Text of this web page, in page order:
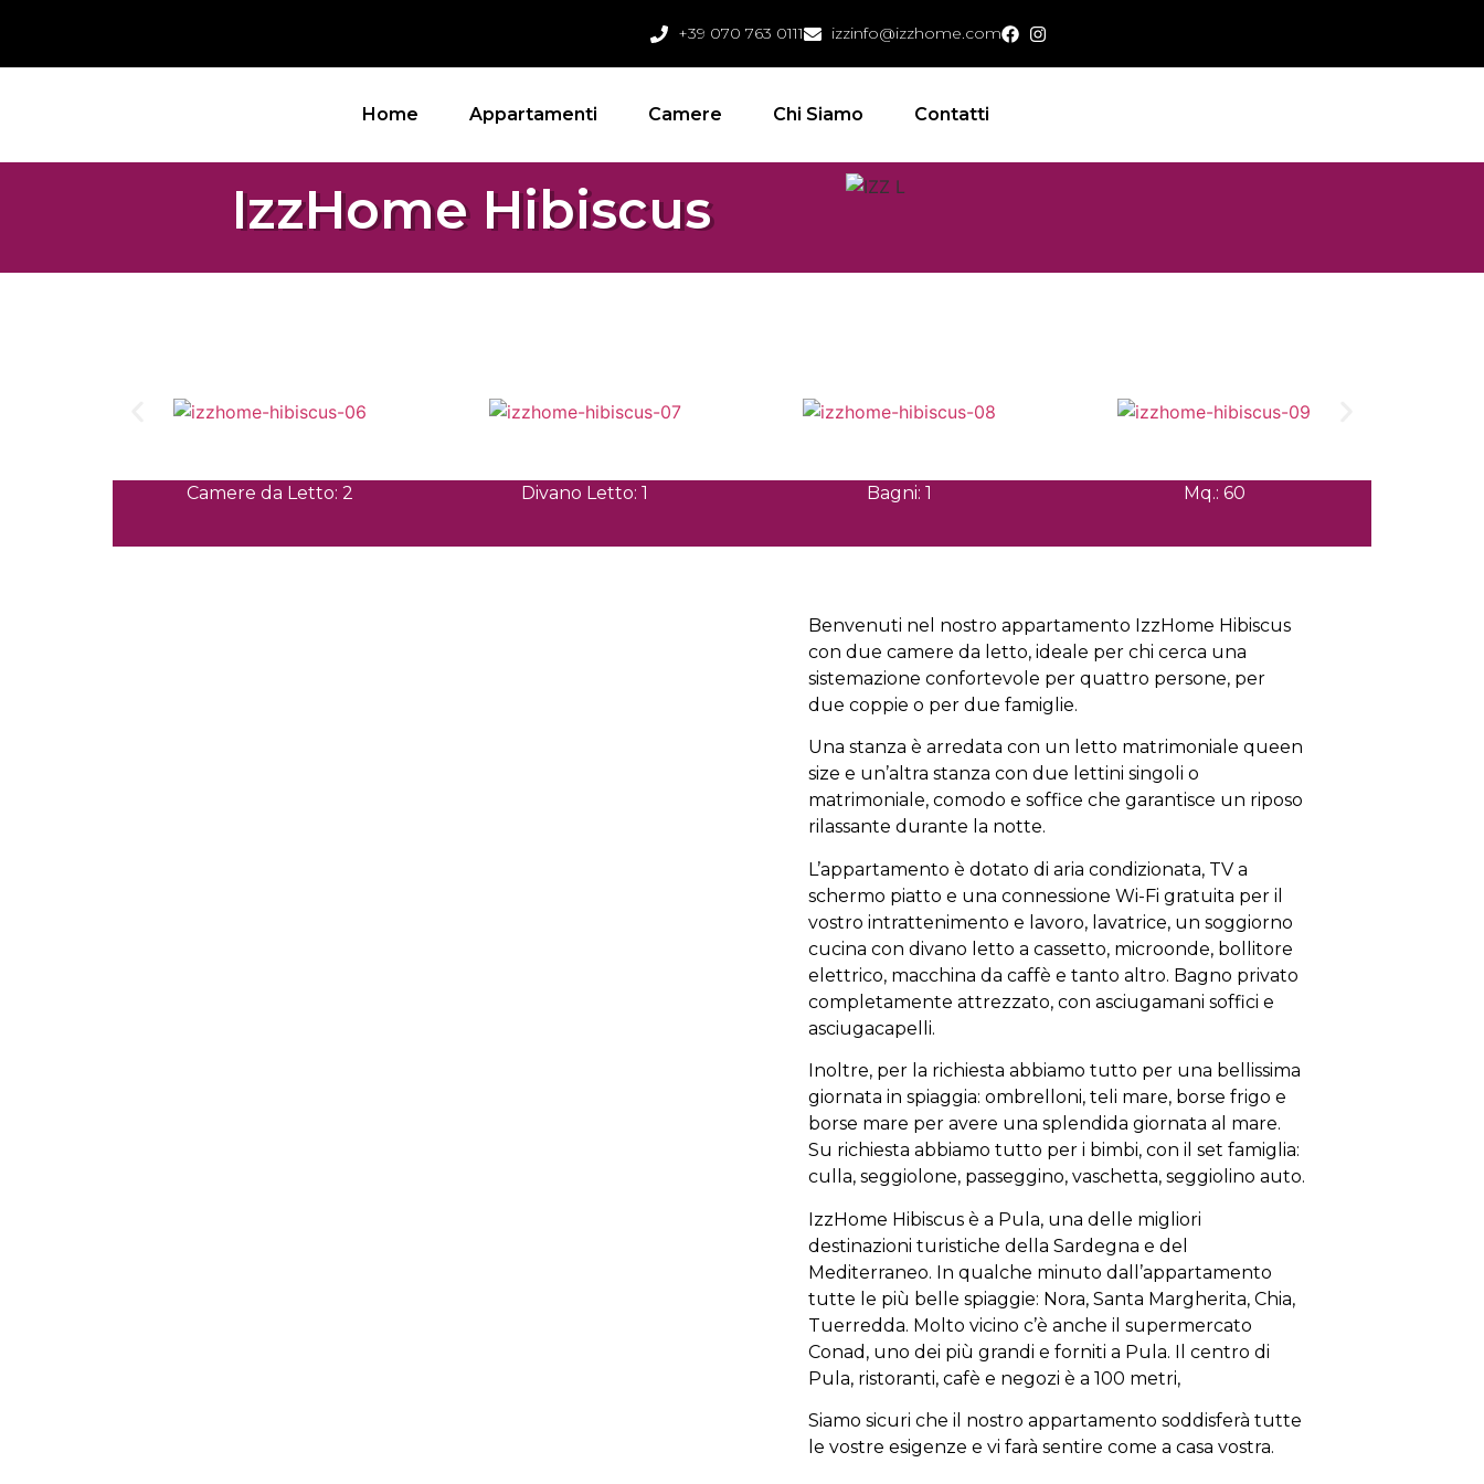
+39 070 763 0111 izzinfo@izzhome.com
Home Appartamenti Camere Chi Siamo Contatti
IzzHome Hibiscus
Camere da Letto: 2 Divano Letto: 1 Bagni: 1 Mq.: 60
Benvenuti nel nostro appartamento IzzHome Hibiscus
con due camere da letto, ideale per chi cerca una
sistemazione confortevole per quattro persone, per
due coppie o per due famiglie.
Una stanza è arredata con un letto matrimoniale queen
size e un’altra stanza con due lettini singoli o
matrimoniale, comodo e soffice che garantisce un riposo
rilassante durante la notte.
L’appartamento è dotato di aria condizionata, TV a
schermo piatto e una connessione Wi-Fi gratuita per il
vostro intrattenimento e lavoro, lavatrice, un soggiorno
cucina con divano letto a cassetto, microonde, bollitore
elettrico, macchina da caffè e tanto altro. Bagno privato
completamente attrezzato, con asciugamani soffici e
asciugacapelli.
Inoltre, per la richiesta abbiamo tutto per una bellissima
giornata in spiaggia: ombrelloni, teli mare, borse frigo e
borse mare per avere una splendida giornata al mare.
Su richiesta abbiamo tutto per i bimbi, con il set famiglia:
culla, seggiolone, passeggino, vaschetta, seggiolino auto.
IzzHome Hibiscus è a Pula, una delle migliori
destinazioni turistiche della Sardegna e del
Mediterraneo. In qualche minuto dall’appartamento
tutte le più belle spiaggie: Nora, Santa Margherita, Chia,
Tuerredda. Molto vicino c’è anche il supermercato
Conad, uno dei più grandi e forniti a Pula. Il centro di
Pula, ristoranti, cafè e negozi è a 100 metri,
Siamo sicuri che il nostro appartamento soddisferà tutte
le vostre esigenze e vi farà sentire come a casa vostra.